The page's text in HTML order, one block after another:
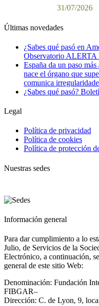
31/07/2026
Últimas novedades
¿Sabes qué pasó en
Observatorio ALERTA
España da un paso
nace el órgano que
comunica
¿Sabes qué pasó?
Legal
Política de privacidad
Política de cookies
Política de protección
Nuestras sedes
Información general
Para dar cumplimiento a lo
Julio, de Servicios de la
Electrónico, a continuación,
general de este sitio Web:
Denominación: Fundación
FIBGAR–
Dirección: C. de Lyon, 9,